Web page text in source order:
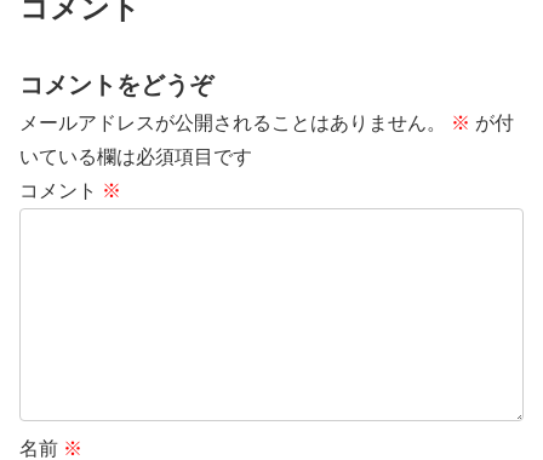
コメント
コメントをどうぞ
メールアドレスが公開されることはありません。 ※ が付
いている欄は必須項目です
コメント ※
名前 ※